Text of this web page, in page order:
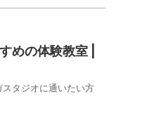
めの体験教室 |
タジオに通いたい方